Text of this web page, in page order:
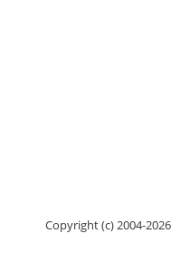
Copyright (c) 2004-